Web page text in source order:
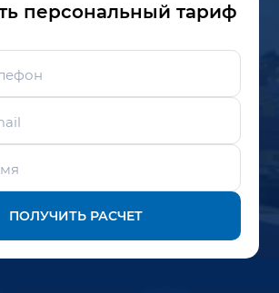
персональный тариф
ПОЛУЧИТЬ РАСЧЕТ